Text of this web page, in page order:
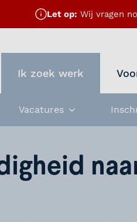
Let op: Wij vragen
Ik zoek werk
Vacatures